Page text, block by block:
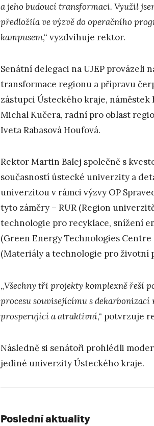
a jeho budoucí transformaci. Využil
předložila ve výzvě do operačního
kampusem,“ vyzdvihuje rektor.
Senátní delegaci na UJEP provázeli
transformace regionu a přípravu
zástupci Ústeckého kraje,
Michal Kučera, radní pro oblast
Iveta Rabasová Houfová.
Rektor Martin Balej společně s
současností ústecké univerzity a
univerzitou v rámci výzvy OP
tyto záměry – RUR (Region
technologie pro recyklace, snížení
(Green Energy Technologies
(Materiály a technologie pro životní
„Všechny tři projekty komplexně řeší
procesu souvisejícímu s
prosperující a atraktivní,“ potvrzuje
Následně si senátoři prohlédli
jediné univerzity Ústeckého kraje.
Poslední aktuality